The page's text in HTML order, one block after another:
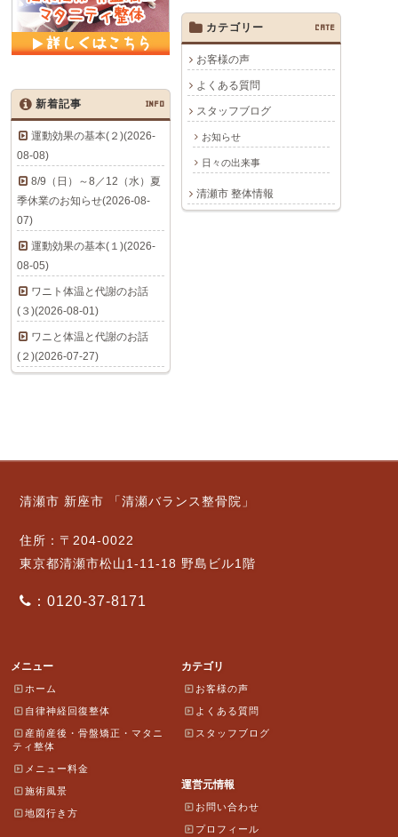
カテゴリー CATE
お客様の声
よくある質問
スタッフブログ
お知らせ
日々の出来事
清瀬市 整体情報
新着記事 INFO
運動効果の基本(２)(2026-
08-08)
8/9（日）～8／12（水）夏
季休業のお知らせ(2026-08-
07)
運動効果の基本(１)(2026-
08-05)
ワニト体温と代謝のお話
(３)(2026-08-01)
ワニと体温と代謝のお話
(２)(2026-07-27)
清瀬市 新座市 「清瀬バランス整骨院」
住所：〒204-0022
東京都清瀬市松山1-11-18 野島ビル1階
：0120-37-8171
メニュー
ホーム
自律神経回復整体
産前産後・骨盤矯正・マタニ
ティ整体
メニュー料金
施術風景
地図行き方
カテゴリ
お客様の声
よくある質問
スタッフブログ
運営元情報
お問い合わせ
プロフィール